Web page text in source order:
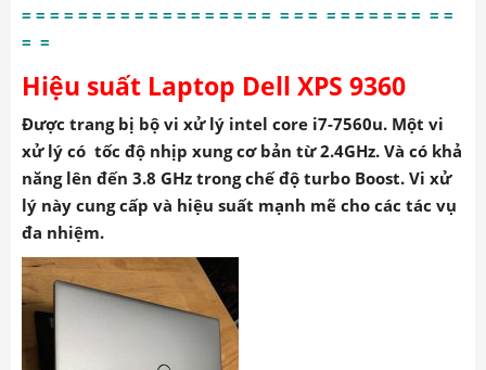
= = = = = = = = = = = = = = = = = = = = = = = = = = = = = =
= =
Hiệu suất Laptop Dell XPS 9360
Được trang bị bộ vi xử lý intel core i7-7560u. Một vi
xử lý có tốc độ nhịp xung cơ bản từ 2.4GHz. Và có khả
năng lên đến 3.8 GHz trong chế độ turbo Boost. Vi xử
lý này cung cấp và hiệu suất mạnh mẽ cho các tác vụ
đa nhiệm.